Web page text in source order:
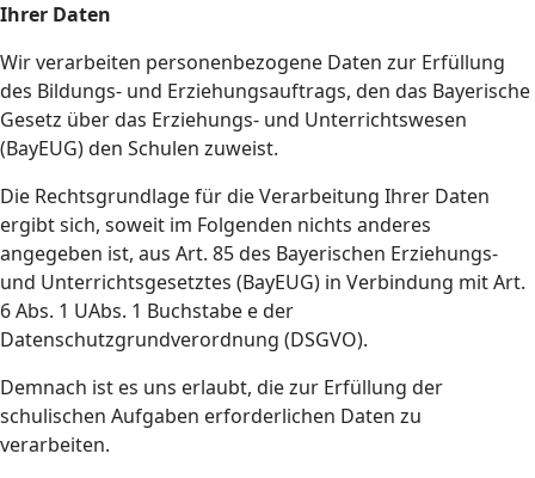
Ihrer Daten
Wir verarbeiten personenbezogene Daten zur Erfüllung
des Bildungs- und Erziehungsauftrags, den das Bayerische
Gesetz über das Erziehungs- und Unterrichtswesen
(BayEUG) den Schulen zuweist.
Die Rechtsgrundlage für die Verarbeitung Ihrer Daten
ergibt sich, soweit im Folgenden nichts anderes
angegeben ist, aus Art. 85 des Bayerischen Erziehungs-
und Unterrichtsgesetztes (BayEUG) in Verbindung mit Art.
6 Abs. 1 UAbs. 1 Buchstabe e der
Datenschutzgrundverordnung (DSGVO).
Demnach ist es uns erlaubt, die zur Erfüllung der
schulischen Aufgaben erforderlichen Daten zu
verarbeiten.